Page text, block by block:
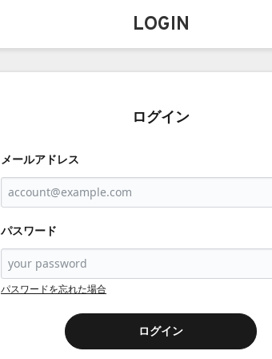
LOGIN
ログイン
メールアドレス
パスワード
パスワードを忘れた場合
ログイン